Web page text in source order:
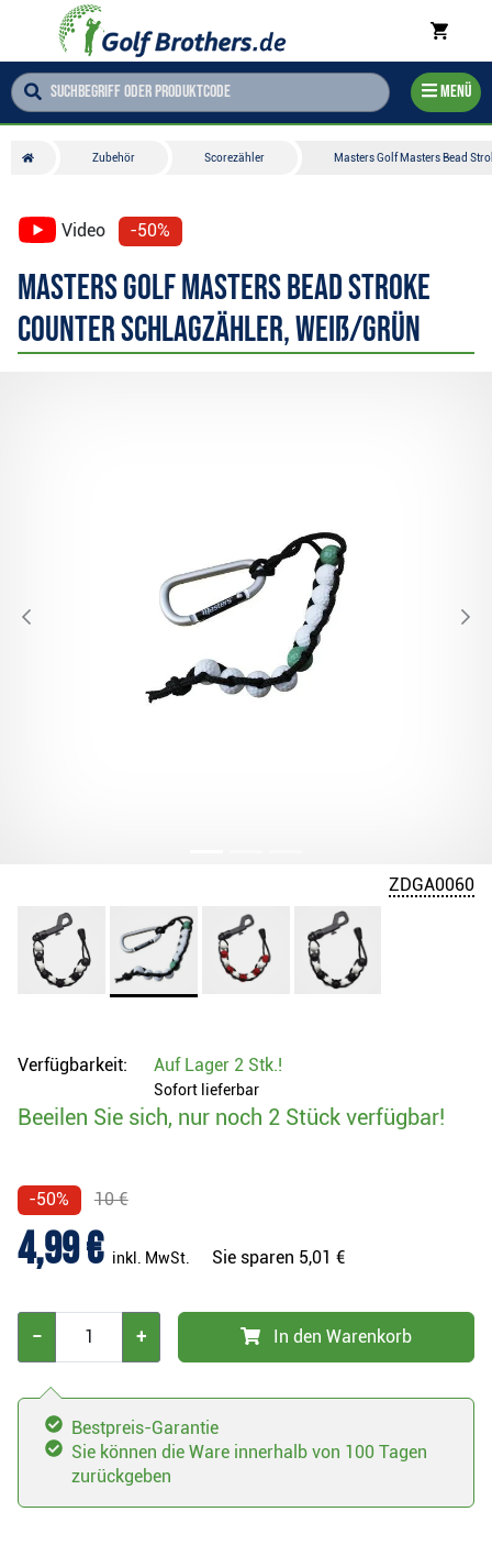
Menü
Zubehör Scorezähler Masters Golf Masters Bead
Video -50%
Masters Golf Masters Bead Stroke
Counter Schlagzähler, weiß/grün
ZDGA0060
Verfügbarkeit: Auf Lager 2 Stk.!
Sofort lieferbar
Beeilen Sie sich, nur noch 2 Stück verfügbar!
-50% 10 €
4,99 € inkl. MwSt. Sie sparen 5,01 €
− + In den Warenkorb
Bestpreis-Garantie
Sie können die Ware innerhalb von 100 Tagen
zurückgeben